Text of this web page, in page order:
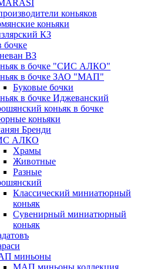
коньяков
коньяки
КЗ
бочке
ВЗ
в бочке "СИС АЛКО"
в бочке ЗАО "МАП"
Буковые бочки
в бочке Иджеванский
коньяк в бочке
коньяки
Бренди
АЛКО
Храмы
Животные
Разные
Классический миниатюрный
коньяк
Сувенирный миниатюрный
коньяк
миньоны
МАП миньоны коллекция